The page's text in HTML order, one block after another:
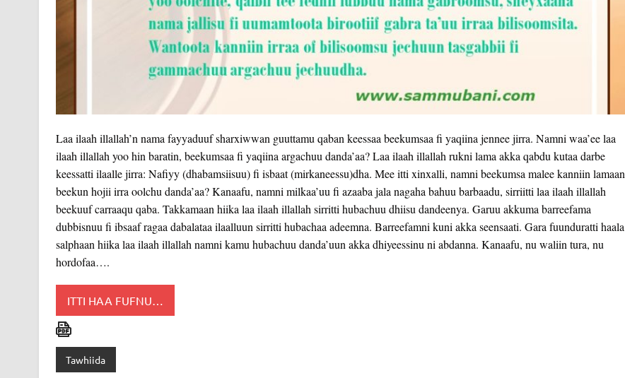
Laa ilaah illallah’n nama fayyaduuf sharxiwwan guuttamu qaban keessaa beekumsaa fi yaqiina jennee jirra. Namni waa’ee laa
ilaah illallah yoo hin baratin, beekumsaa fi yaqiina argachuu danda’aa? Laa ilaah illallah rukni lama akka qabdu kutaa darbe
keessatti ilaalle jirra: Nafiyy (dhabamsiisuu) fi isbaat (mirkaneessu)dha. Mee itti xinxalli, namni beekumsa malee kanniin lamaan
beekun hojii irra oolchu danda’aa? Kanaafu, namni milkaa’uu fi azaaba jala nagaha bahuu barbaadu, sirriitti laa ilaah illallah
beekuuf carraaqu qaba. Takkamaan hiika laa ilaah illallah sirritti hubachuu dhiisu dandeenya. Garuu akkuma barreefama
dubbisnuu fi ibsaaf ragaa dabalataa ilaalluun sirritti hubachaa adeemna. Barreefamni kuni akka seensaati. Gara fuunduratti haala
salphaan hiika laa ilaah illallah namni kamu hubachuu danda’uun akka dhiyeessinu ni abdanna. Kanaafu, nu waliin tura, nu
hordofaa….
ITTI HAA FUFNU…
Tawhiida